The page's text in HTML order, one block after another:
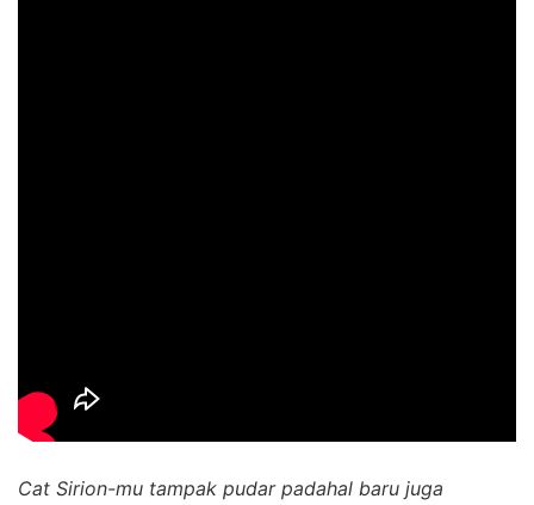
Cat Sirion-mu tampak pudar padahal baru juga